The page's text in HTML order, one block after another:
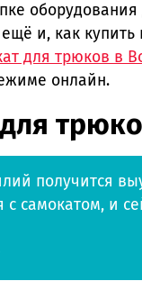
и, как
для трюков в
онлайн.
получится
самокатом, и